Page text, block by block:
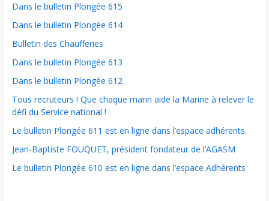
Dans le bulletin Plongée 615
Dans le bulletin Plongée 614
Bulletin des Chaufferies
Dans le bulletin Plongée 613
Dans le bulletin Plongée 612
Tous recruteurs ! Que chaque marin aide la Marine à relever le
défi du Service national !
Le bulletin Plongée 611 est en ligne dans l’espace adhérents.
Jean-Baptiste FOUQUET, président fondateur de l’AGASM
Le bulletin Plongée 610 est en ligne dans l’espace Adhérents